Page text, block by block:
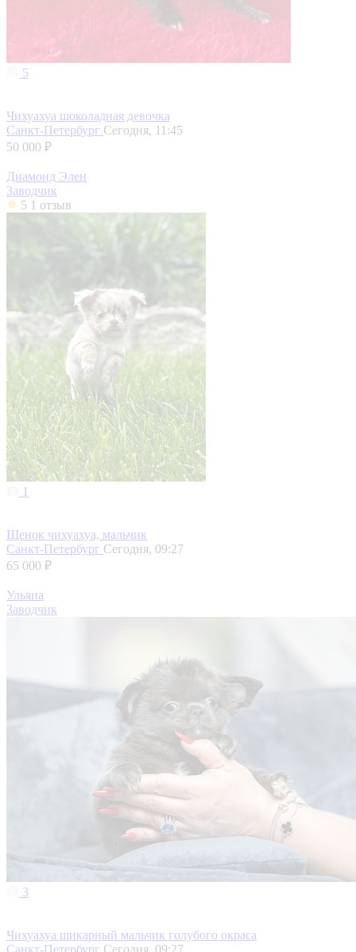
5
Чихуахуа шоколадная девочка
Санкт-Петербург Сегодня, 11:45
50 000 ₽
Диамонд Элен
Заводчик
5 1 отзыв
1
Щенок чихуахуа, мальчик
Санкт-Петербург Сегодня, 09:27
65 000 ₽
Ульяна
Заводчик
3
Чихуахуа шикарный мальчик голубого окраса